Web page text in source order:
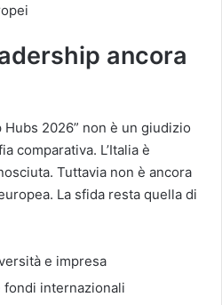
ancora
Hubs 2026” non è un giudizio
comparativa. L’Italia è
Tuttavia non è ancora
La sfida resta quella di
e impresa
fondi internazionali